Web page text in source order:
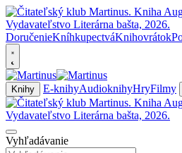
DoručenieKníhkupectváKnihovrátok
Knihy E-knihyAudioknihyHryFilmy
Vyhľadávanie